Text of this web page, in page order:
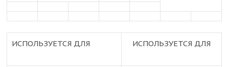
ИСПОЛЬЗУЕТСЯ ДЛЯ ИСПОЛЬЗУЕТСЯ ДЛЯ